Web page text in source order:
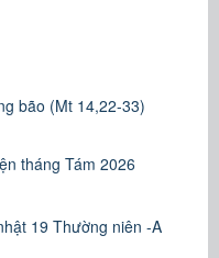
bão (Mt 14,22-33)
tháng Tám 2026
19 Thường niên -A